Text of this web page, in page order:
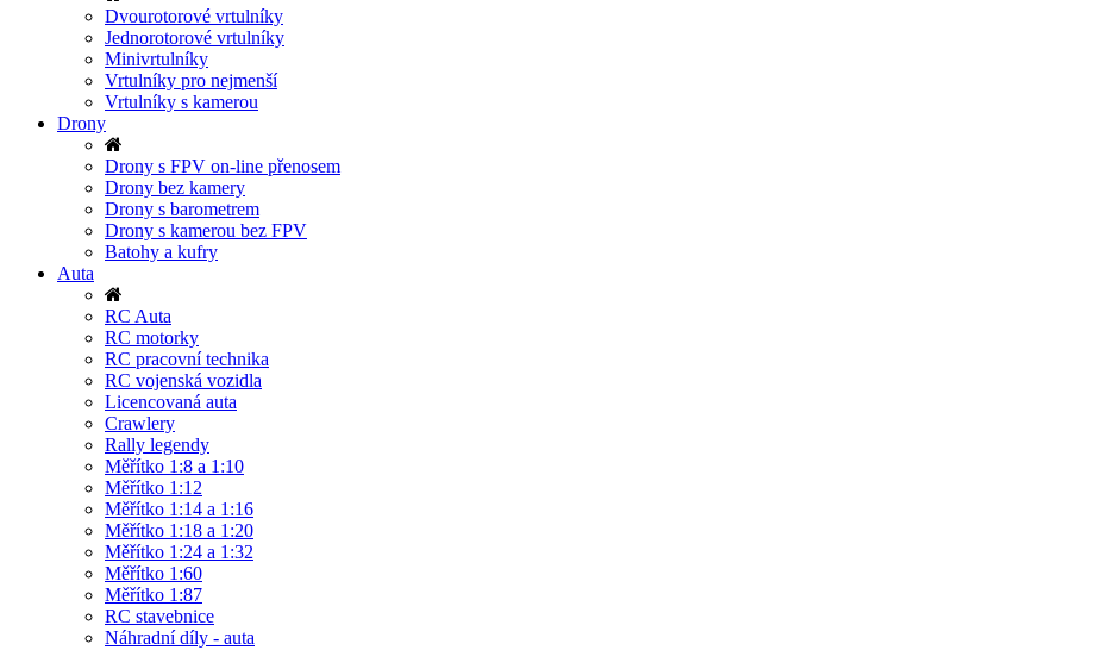
Dvourotorové vrtulníky
Jednorotorové vrtulníky
Minivrtulníky
Vrtulníky pro nejmenší
Vrtulníky s kamerou
Drony
Drony s FPV on-line přenosem
Drony bez kamery
Drony s barometrem
Drony s kamerou bez FPV
Batohy a kufry
Auta
RC Auta
RC motorky
RC pracovní technika
RC vojenská vozidla
Licencovaná auta
Crawlery
Rally legendy
Měřítko 1:8 a 1:10
Měřítko 1:12
Měřítko 1:14 a 1:16
Měřítko 1:18 a 1:20
Měřítko 1:24 a 1:32
Měřítko 1:60
Měřítko 1:87
RC stavebnice
Náhradní díly - auta